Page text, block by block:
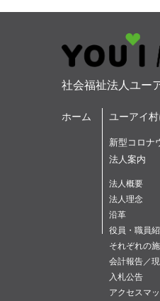
社会福祉法人ユー
ホーム ユーアイ
新型コロナ
法人案内
法人概要
法人理念
沿革
役員・職員
それぞれの
会計報告／
入札公告
アクセスマ